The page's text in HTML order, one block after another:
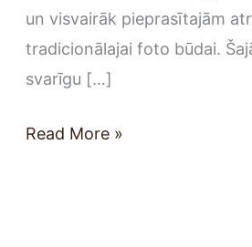
un visvairāk pieprasītajām
tradicionālajai foto būdai.
svarīgu […]
Read More »